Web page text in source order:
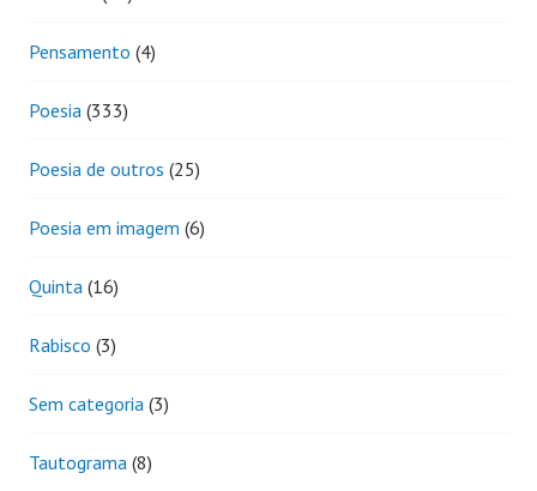
Pensamento (4)
Poesia (333)
Poesia de outros (25)
Poesia em imagem (6)
Quinta (16)
Rabisco (3)
Sem categoria (3)
Tautograma (8)